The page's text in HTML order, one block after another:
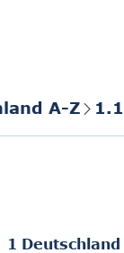
A-Z
1 Deutschland